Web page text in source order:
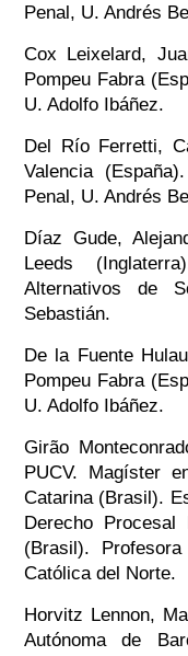
Penal, U. Andrés
Cox Leixelard,
Pompeu Fabra
U. Adolfo Ibáñez.
Del Río Ferretti,
Valencia
Penal, U. Andrés
Díaz Gude,
Leeds
Alternativos de
Sebastián.
De la Fuente
Pompeu Fabra
U. Adolfo Ibáñez.
Girão
PUCV. Magíster
Catarina (Brasil).
Derecho Procesal
(Brasil).
Católica del Norte.
Horvitz Lennon,
Autónoma de